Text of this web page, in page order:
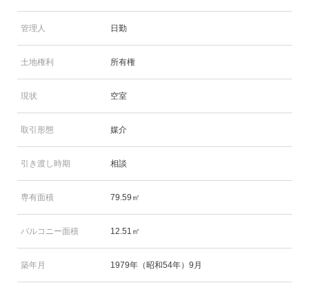
管理人 日勤
土地権利 所有権
現状 空室
取引形態 媒介
引き渡し時期 相談
専有面積 79.59㎡
バルコニー面積 12.51㎡
築年月 1979年（昭和54年）9月